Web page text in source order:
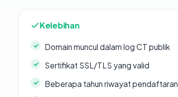
Kelebihan
Domain muncul dalam log CT publik
Sertifikat SSL/TLS yang valid
Beberapa tahun riwayat pendaftaran